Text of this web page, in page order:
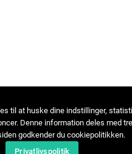
til at huske dine indstillinger,
Denne information deles med
godkender du cookiepolitikken.
Privatlivspolitik